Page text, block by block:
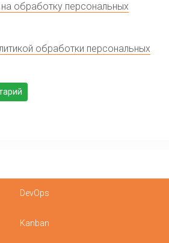
обработку персональных
обработки персональных
DevOps
Kanban